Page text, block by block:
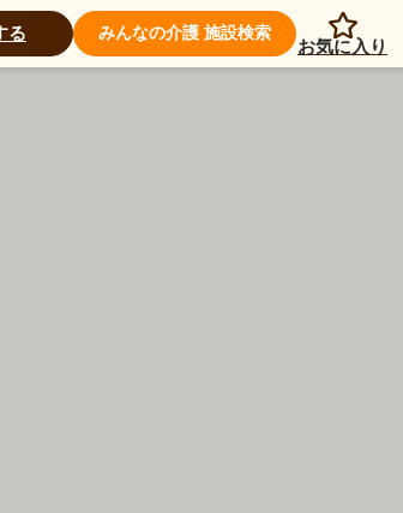
る みんなの介護 施設検索
お気に入り